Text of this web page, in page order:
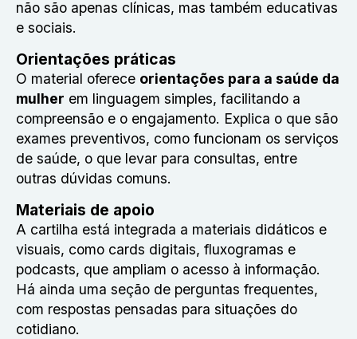
não são apenas clínicas, mas também educativas
e sociais.
Orientações práticas
O material oferece orientações para a saúde da
mulher em linguagem simples, facilitando a
compreensão e o engajamento. Explica o que são
exames preventivos, como funcionam os serviços
de saúde, o que levar para consultas, entre
outras dúvidas comuns.
Materiais de apoio
A cartilha está integrada a materiais didáticos e
visuais, como cards digitais, fluxogramas e
podcasts, que ampliam o acesso à informação.
Há ainda uma seção de perguntas frequentes,
com respostas pensadas para situações do
cotidiano.